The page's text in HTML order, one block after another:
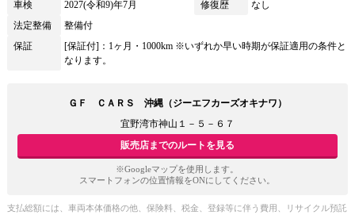
車検
2027(令和9)年7月 修復歴
なし
法定整備
整備付
保証
[保証付]：1ヶ月・1000km ※いずれか早い時期が保証適用の条件と
なります。
ＧＦ ＣＡＲＳ 沖縄（ジーエフカーズオキナワ）
宜野湾市神山１－５－６７
販売店までのルートを見る
※Googleマップを使用します。
スマートフォンの位置情報をONにしてください。
支払総額には、車両本体価格の他、保険料、税金、登録等に伴う費用、リサイクル預託